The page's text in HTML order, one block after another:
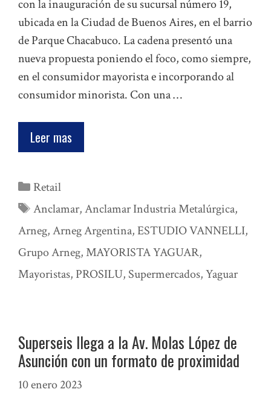
con la inauguración de su sucursal número 19,
ubicada en la Ciudad de Buenos Aires, en el barrio
de Parque Chacabuco. La cadena presentó una
nueva propuesta poniendo el foco, como siempre,
en el consumidor mayorista e incorporando al
consumidor minorista. Con una …
Leer mas
Categorías
Retail
Etiquetas
Anclamar,Anclamar Industria Metalúrgica,
Arneg,Arneg Argentina,ESTUDIO VANNELLI,
Grupo Arneg,MAYORISTA YAGUAR,
Mayoristas, PROSILU, Supermercados,Yaguar
Superseis llega a la Av. Molas López de
Asunción con un formato de proximidad
10 enero 2023